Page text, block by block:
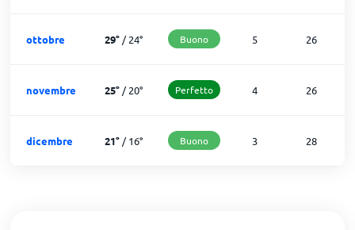
ottobre 29°/24° Buono 5 26
novembre 25°/20° Perfetto 4 26
dicembre 21°/16° Buono 3 28